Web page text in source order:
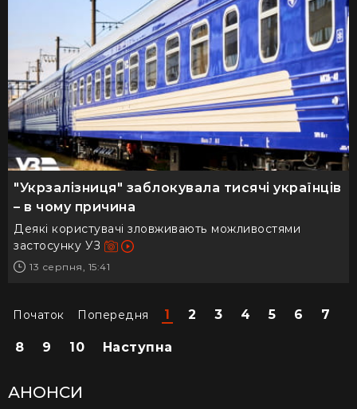
"Укрзалізниця" заблокувала тисячі українців
– в чому причина
Деякі користувачі зловживають можливостями
застосунку УЗ
13 серпня, 15:41
Початок Попередня 1 2 3 4 5 6 7
8 9 10 Наступна
АНОНСИ